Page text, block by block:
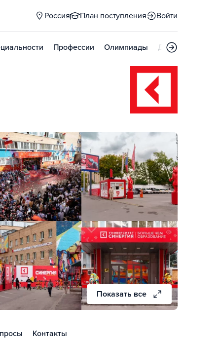
Россия План поступления Войти
Профессии Олимпиады Дни открытых
Показать все
Контакты